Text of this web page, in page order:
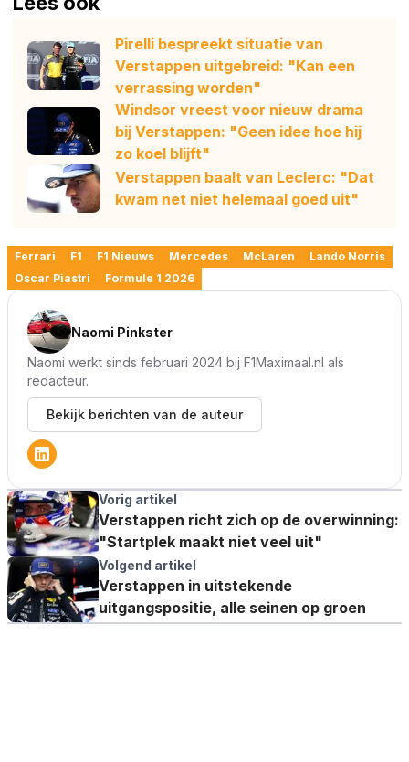
Pirelli bespreekt situatie van
Verstappen uitgebreid: "Kan een
verrassing worden"
Windsor vreest voor nieuw drama
bij Verstappen: "Geen idee hoe hij
zo koel blijft"
Verstappen baalt van Leclerc: "Dat
kwam net niet helemaal goed uit"
Ferrari F1 F1 Nieuws Mercedes McLaren
Lando Norris
Oscar Piastri
Formule 1 2026
Naomi Pinkster
Naomi werkt sinds februari 2024 bij F1Maximaal.nl als
redacteur.
Bekijk berichten van de auteur
Vorig artikel
Verstappen richt zich op de overwinning:
"Startplek maakt niet veel uit"
Volgend artikel
Verstappen in uitstekende
uitgangspositie, alle seinen op groen